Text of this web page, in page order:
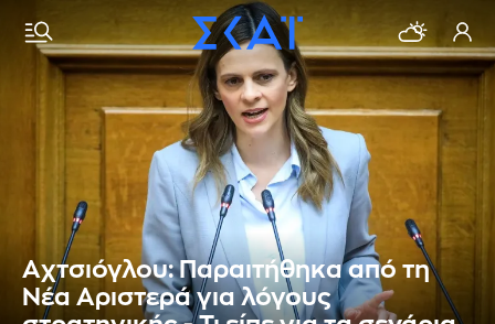
Αχτσιόγλου: Παραιτήθηκα από τη
Νέα Αριστερά για λόγους